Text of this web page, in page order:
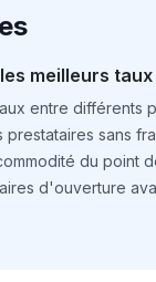
meilleurs taux
entre différents
prestataires sans
du point
d'ouverture